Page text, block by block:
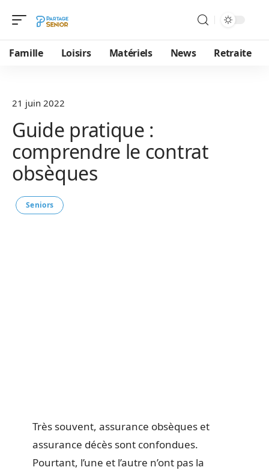
Famille Loisirs Matériels News Retraite
21 juin 2022
Guide pratique :
comprendre le contrat
obsèques
Seniors
Très souvent, assurance obsèques et
assurance décès sont confondues.
Pourtant, l’une et l’autre n’ont pas la